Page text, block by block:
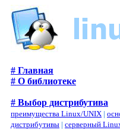
# Главная
# О библиотеке
# Выбор дистрибутива
преимущества Linux/UNIX |
дистрибутивы | серверный